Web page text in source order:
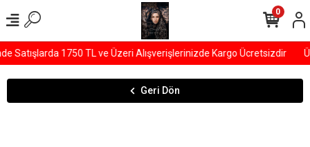
1750 TL ve Üzeri Alışverişlerinizde Kargo Ücretsizdir
0
Geri Dön